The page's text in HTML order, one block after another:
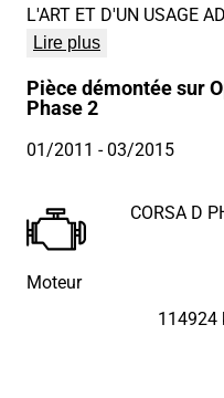
L'ART ET D'UN USAGE
Lire plus
Pièce démontée sur
Phase 2
01/2011 - 03/2015
Moteur
CORSA D
114924